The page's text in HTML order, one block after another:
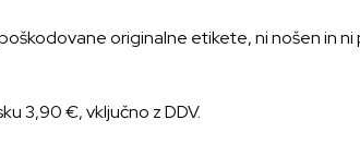
originalne etikete, ni nošen in
3,90 €, vključno z DDV.